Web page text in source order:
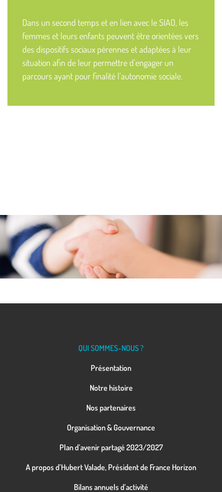
Dans un second temps et en lien avec le SIAO, les
femmes et leurs enfants peuvent être orientées vers
des dispositifs sociaux pérennes et adaptées à leur
situation afin de leur permettre d’engager un
parcours ayant pour finalité l’autonomie sociale.
QUI SOMMES-NOUS ?
Présentation
Notre histoire
Nos partenaires
Organisation & Gouvernance
Plan d’avenir partagé 2023/2027
A propos d’Hubert Valade, Président de France Horizon
Bilans annuels d’activité